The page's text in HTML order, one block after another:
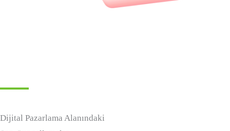
Dijital Pazarlama Alanındaki